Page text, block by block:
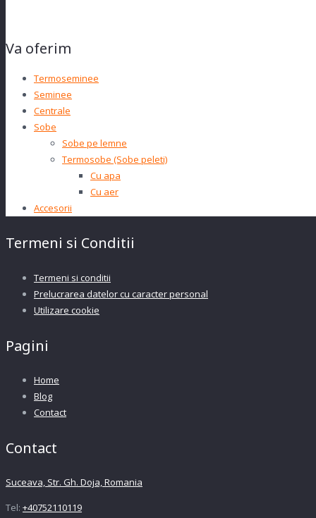
Va oferim
Termoseminee
Seminee
Centrale
Sobe
Sobe pe lemne
Termosobe (Sobe peleti)
Cu apa
Cu aer
Accesorii
Termeni si Conditii
Termeni si conditii
Prelucrarea datelor cu caracter personal
Utilizare cookie
Pagini
Home
Blog
Contact
Contact
Suceava, Str. Gh. Doja, Romania
Tel: +40752110119